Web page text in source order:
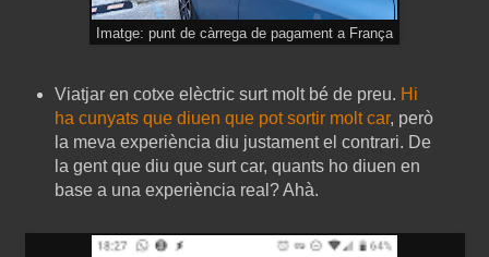
Imatge: punt de càrrega de pagament a França
Viatjar en cotxe elèctric surt molt bé de preu. Hi
ha cunyats que diuen que pot sortir molt car, però
la meva experiència diu justament el contrari. De
la gent que diu que surt car, quants ho diuen en
base a una experiència real? Ahà.